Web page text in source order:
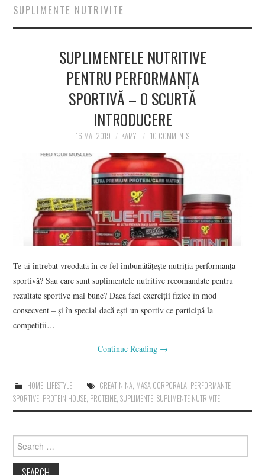
SUPLIMENTE NUTRIVITE
SUPLIMENTELE NUTRITIVE
PENTRU PERFORMANȚA
SPORTIVĂ – O SCURTĂ
INTRODUCERE
16 MAI 2019 KAMY 10 COMMENTS
Te-ai întrebat vreodată în ce fel îmbunătățește nutriția performanța
sportivă? Sau care sunt suplimentele nutritive recomandate pentru
rezultate sportive mai bune? Daca faci exerciții fizice în mod
consecvent – și în special dacă ești un sportiv ce participă la
competiții…
Continue Reading →
HOME, LIFESTYLE CREATININA, MASA CORPORALA, PERFORMANTE
SPORTIVE, PROTEIN HOUSE, PROTEINE,SUPLIMENTE,SUPLIMENTE NUTRIVITE
Search
for: